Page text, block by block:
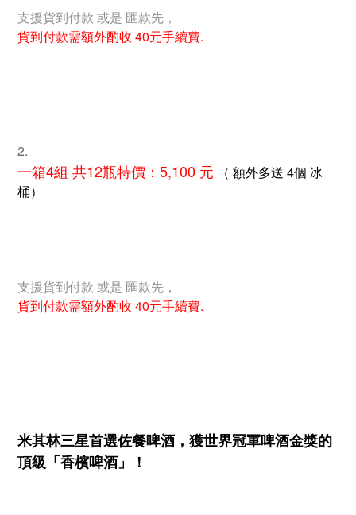
支援貨到付款 或是 匯款先，
貨到付款需額外酌收 40元手續費.
2.
一箱4組 共12瓶特價：5,100 元
（ 額外多送 4個 冰
桶）
支援貨到付款 或是 匯款先，
貨到付款需額外酌收 40元手續費.
米其林三星首選佐餐啤酒，獲世界冠軍啤酒金獎的
頂級「香檳啤酒」！